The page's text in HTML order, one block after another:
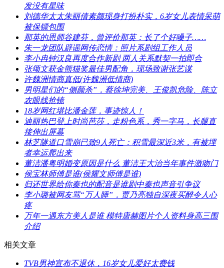
发没有星味
​刘德华太太朱丽倩素颜现身打扮朴实，6岁女儿表情呆萌
被保镖包围
​那英的恩师谷建芬，曾评价那英：长了个好嗓子……
​朱一龙团队辟谣网传恋情：照片系剧组工作人员
​李小冉钟汉良再度合作新剧 两人关系默契一拍即合
​张颂文获金熊猫奖最佳男配角，现场致谢张艺谋
​许魏洲情商真低(许魏洲低情商)
​男明星们的“侧颜杀”，蔡徐坤完美、王俊凯危险、陈立
农眼线抢镜
​18岁网红堪比潘金莲，事迹惊人！
​迪丽热巴登上时尚芭莎，走粉色系，秀一字马，长腿直
接伸出屏幕
​林芝隧道口雪崩已致9人死亡：积雪最深近3米，有被埋
者幸运爬出来
​董洁潘粤明婚变原因是什么 董洁王大治当年事件激吻门
​侯宝林师傅是谁(侯耀文师傅是谁)
​归还世界给你秦也的配音是谁剧中秦也声音引争议
​李小璐被网友骂“万人睡”，贾乃亮独自深夜买醉令人心
疼
​万年一遇东方美人是谁 模特唐赫图片个人资料身高三围
介绍
相关文章
​TVB男神宣布不退休，16岁女儿爱好太费钱